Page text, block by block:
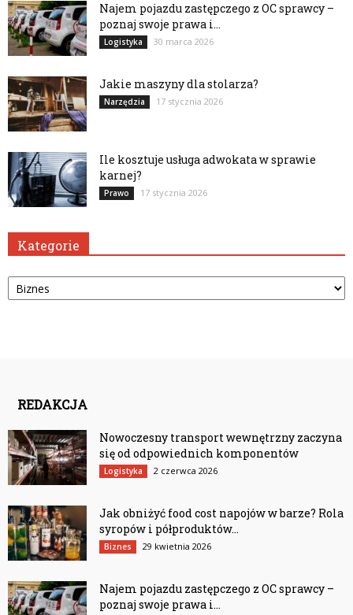
Najem pojazdu zastępczego z OC sprawcy –
poznaj swoje prawa i...
Logistyka 30 marca 2026
Jakie maszyny dla stolarza?
Narzędzia 17 stycznia 2026
Ile kosztuje usługa adwokata w sprawie
karnej?
Prawo 17 stycznia 2026
Kategorie
Kategorie
REDAKCJA
Nowoczesny transport wewnętrzny zaczyna
się od odpowiednich komponentów
Logistyka 2 czerwca 2026
Jak obniżyć food cost napojów w barze? Rola
syropów i półproduktów...
Biznes 29 kwietnia 2026
Najem pojazdu zastępczego z OC sprawcy –
poznaj swoje prawa i...